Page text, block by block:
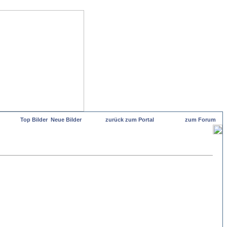
Top Bilder Neue Bilder zurück zum Portal
zum Forum